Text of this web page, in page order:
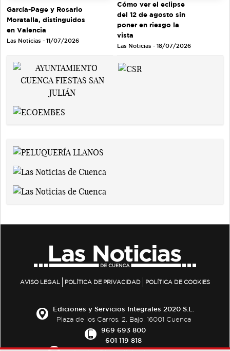
García-Page y Rosario
Moratalla, distinguidos
en Valencia
Las Noticias - 11/07/2026
Cómo ver el eclipse
del 12 de agosto sin
poner en riesgo la
vista
Las Noticias - 18/07/2026
AVISO LEGAL POLÍTICA DE PRIVACIDAD POLÍTICA DE COOKIES
Ediciones y Servicios Integrales 2020 S.L.
Plaza de los Carros, 2. Bajo. 16001 Cuenca
969 693 800
601 119 818